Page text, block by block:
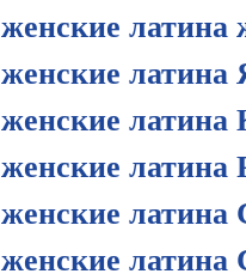
женские латина
женские латина
женские латина
женские латина
женские латина
женские латина